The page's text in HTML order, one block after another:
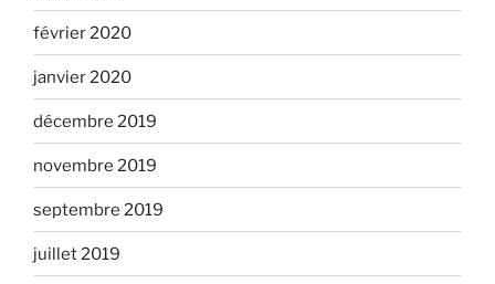
février 2020
janvier 2020
décembre 2019
novembre 2019
septembre 2019
juillet 2019